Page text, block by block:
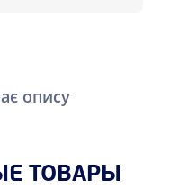
опису
ТОВАРЫ